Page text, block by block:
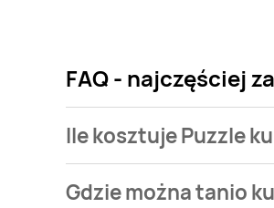
FAQ - najczęściej
Ile kosztuje Puzzle
Trefl kosztuje od 14,99 zł do
Gdzie można tanio